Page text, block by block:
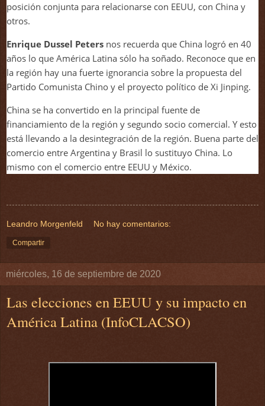
posición conjunta para relacionarse con EEUU, con China y
otros.
Enrique Dussel Peters nos recuerda que China logró en 40
años lo que América Latina sólo ha soñado. Reconoce que en
la región hay una fuerte ignorancia sobre la propuesta del
Partido Comunista Chino y el proyecto político de Xi Jinping.
China se ha convertido en la principal fuente de
financiamiento de la región y segundo socio comercial. Y esto
está llevando a la desintegración de la región. Buena parte del
comercio entre Argentina y Brasil lo sustituyo China. Lo
mismo con el comercio entre EEUU y México.
Leandro Morgenfeld No hay comentarios:
Compartir
miércoles, 16 de septiembre de 2020
Las elecciones en EEUU y su impacto en
América Latina (InfoCLACSO)